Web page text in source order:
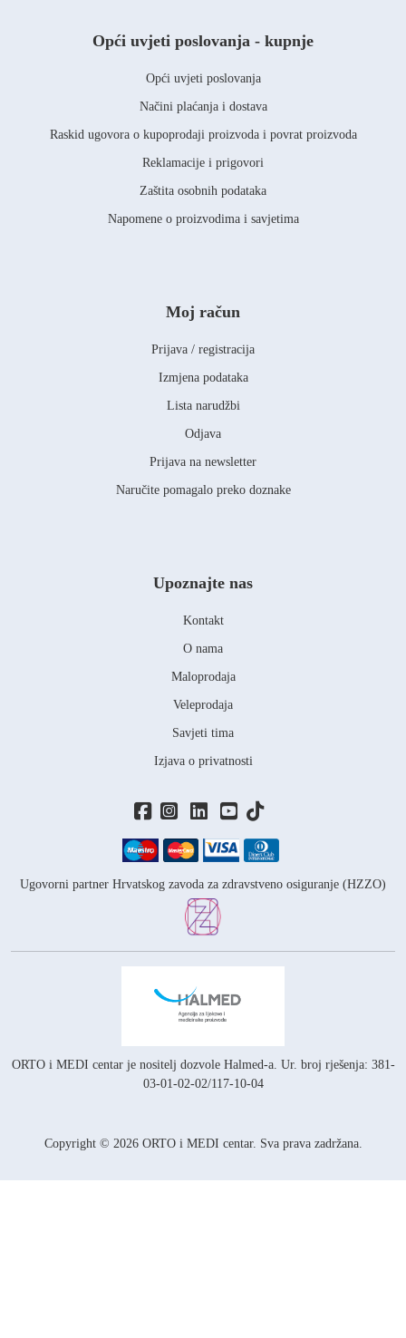
Opći uvjeti poslovanja - kupnje
Opći uvjeti poslovanja
Načini plaćanja i dostava
Raskid ugovora o kupoprodaji proizvoda i povrat proizvoda
Reklamacije i prigovori
Zaštita osobnih podataka
Napomene o proizvodima i savjetima
Moj račun
Prijava / registracija
Izmjena podataka
Lista narudžbi
Odjava
Prijava na newsletter
Naručite pomagalo preko doznake
Copyright © 2026 ORTO i MEDI centar. Sva prava zadržana.
Ugovorni partner Hrvatskog zavoda za zdravstveno osiguranje (HZZO)
ORTO i MEDI centar je nositelj dozvole Halmed-a. Ur. broj rješenja: 381-
03-01-02-02/117-10-04
Upoznajte nas
Kontakt
O nama
Maloprodaja
Veleprodaja
Savjeti tima
Izjava o privatnosti